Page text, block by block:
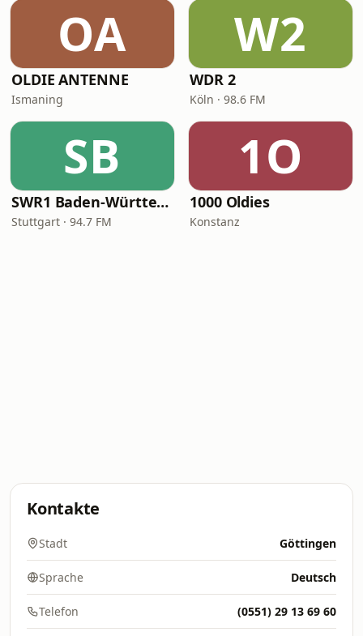
OA
OLDIE ANTENNE
Ismaning
W2
WDR 2
Köln · 98.6 FM
SB
SWR1 Baden-Württemberg
Stuttgart · 94.7 FM
1O
1000 Oldies
Konstanz
Kontakte
Stadt Göttingen
Sprache Deutsch
Telefon (0551) 29 13 69 60